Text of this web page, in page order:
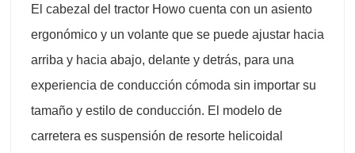
El cabezal del tractor Howo cuenta con un asiento
ergonómico y un volante que se puede ajustar hacia
arriba y hacia abajo, delante y detrás, para una
experiencia de conducción cómoda sin importar su
tamaño y estilo de conducción. El modelo de
carretera es suspensión de resorte helicoidal